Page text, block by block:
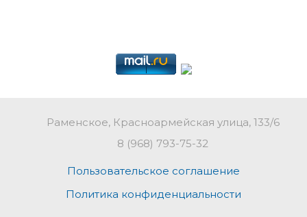
Раменское, Красноармейская улица, 133/6
8 (968) 793-75-32
Пользовательское соглашение
Политика конфиденциальности